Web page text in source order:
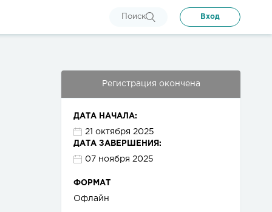
Поиск Вход
Регистрация окончена
ДАТА НАЧАЛА:
21 октября 2025
ДАТА ЗАВЕРШЕНИЯ:
07 ноября 2025
ФОРМАТ
Офлайн